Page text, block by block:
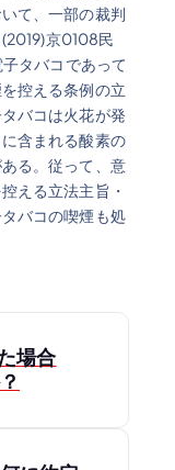
て、一部の裁判
京0108民
タバコであって
控える条例の立
バコは火花が発
含まれる酸素の
る。従って、意
える立法主旨・
バコの喫煙も処
場合